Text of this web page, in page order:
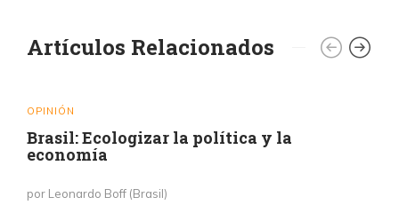
Artículos Relacionados
OPINIÓN
Brasil: Ecologizar la política y la
economía
por Leonardo Boff (Brasil)